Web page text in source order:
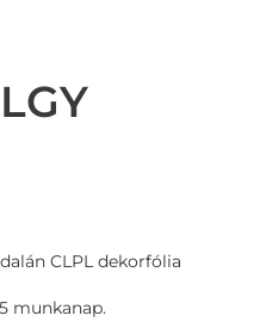
CLPL dekorfólia
munkanap.